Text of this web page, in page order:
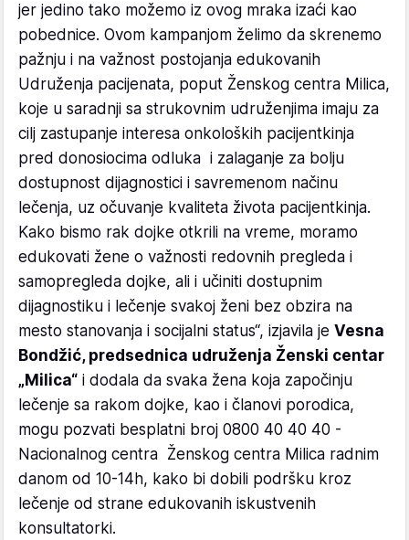
jer jedino tako možemo iz ovog mraka izaći kao
pobednice. Ovom kampanjom želimo da skrenemo
pažnju i na važnost postojanja edukovanih
Udruženja pacijenata, poput Ženskog centra Milica,
koje u saradnji sa strukovnim udruženjima imaju za
cilj zastupanje interesa onkoloških pacijentkinja
pred donosiocima odluka i zalaganje za bolju
dostupnost dijagnostici i savremenom načinu
lečenja, uz očuvanje kvaliteta života pacijentkinja.
Kako bismo rak dojke otkrili na vreme, moramo
edukovati žene o važnosti redovnih pregleda i
samopregleda dojke, ali i učiniti dostupnim
dijagnostiku i lečenje svakoj ženi bez obzira na
mesto stanovanja i socijalni status“, izjavila je Vesna
Bondžić, predsednica udruženja Ženski centar
„Milica“ i dodala da svaka žena koja započinju
lečenje sa rakom dojke, kao i članovi porodica,
mogu pozvati besplatni broj 0800 40 40 40 -
Nacionalnog centra Ženskog centra Milica radnim
danom od 10-14h, kako bi dobili podršku kroz
lečenje od strane edukovanih iskustvenih
konsultatorki.